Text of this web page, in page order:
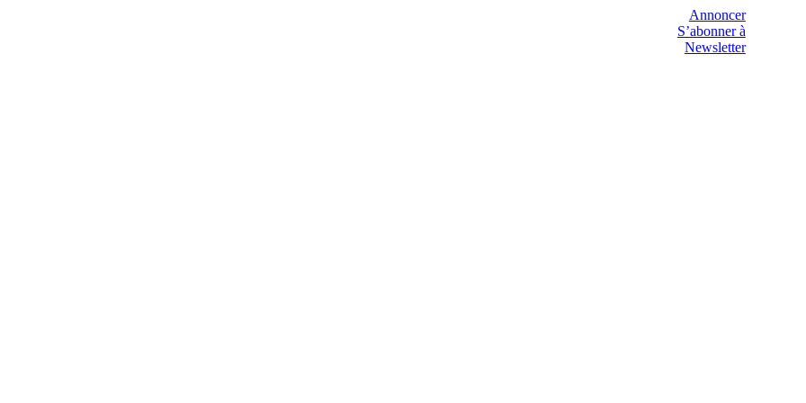
Annoncer
S’abonner à
Newsletter